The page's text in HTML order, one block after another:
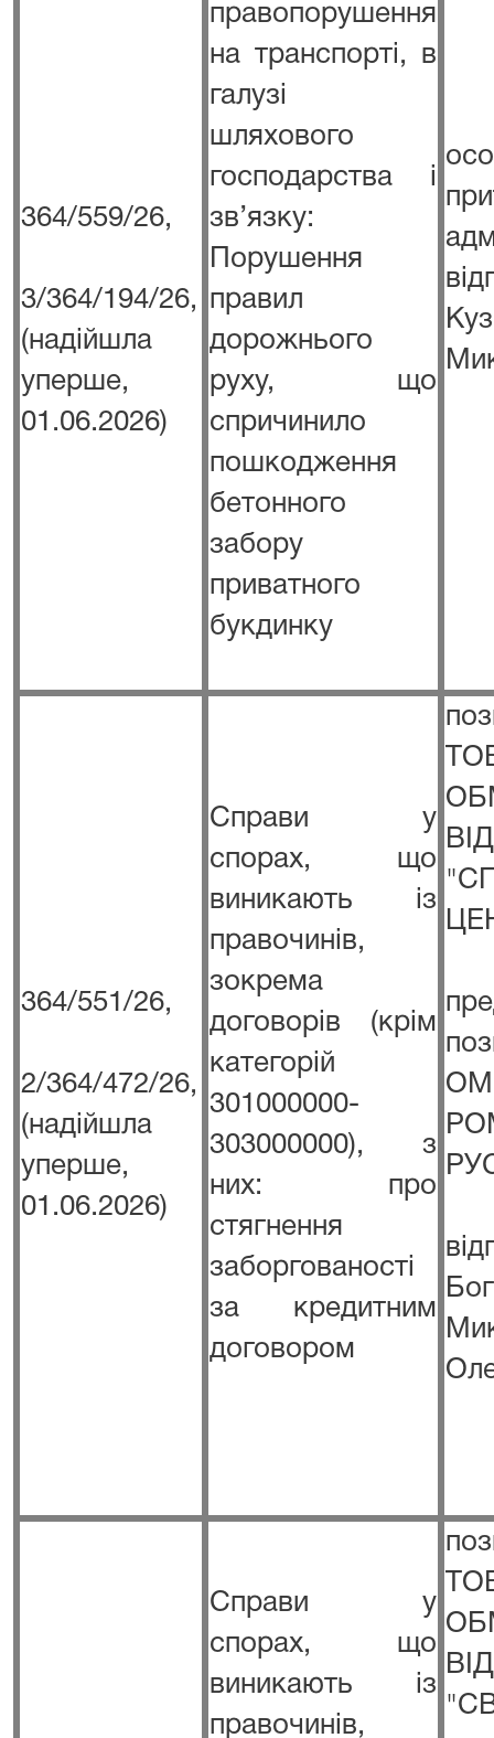
364/559/26,
3/364/194/26,
(надійшла
уперше,
01.06.2026)
правопорушення
на транспорті, в
галузі
шляхового
господарства і
зв’язку:
Порушення
правил
дорожнього
руху, що
спричинило
пошкодження
бетонного
забору
приватного
букдинку
364/551/26,
2/364/472/26,
(надійшла
уперше,
01.06.2026)
Справи у
спорах, що
виникають із
правочинів,
зокрема
договорів (крім
категорій
301000000-
303000000), з
них: про
стягнення
заборгованості
за кредитним
договором
Справи у
спорах, що
виникають із
правочинів,